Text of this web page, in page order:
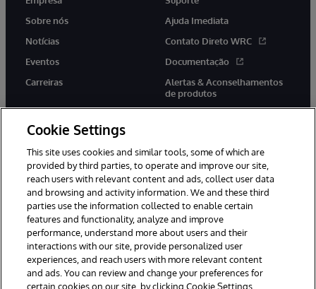
Sobre nós
Notícias
Eventos
Carreiras
Ajuda Imediata
Contato Direto WRC
Documentação
Alertas & Aconselhamentos
de produtos
twitter youtubefacebooklinkedin
© 1996-2022 InterSystems Corporation, Boston, MA. Todos os
direitos reservados.
Avisos/Termos & Condições
Declaração de Privacidade
Garantia
Acessibilidade
Cookie Settings
This site uses cookies and similar tools, some of which are
provided by third parties, to operate and improve our site,
reach users with relevant content and ads, collect user data
and browsing and activity information. We and these third
parties use the information collected to enable certain
features and functionality, analyze and improve
performance, understand more about users and their
interactions with our site, provide personalized user
experiences, and reach users with more relevant content
and ads. You can review and change your preferences for
certain cookies on our site, by clicking Cookie Settings.